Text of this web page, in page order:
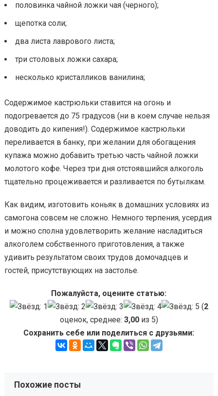
половинка чайной ложки чая (черного);
щепотка соли;
два листа лаврового листа;
три столовых ложки сахара;
несколько кристалликов ванилина;
Содержимое кастрюльки ставится на огонь и
подогревается до 75 градусов (ни в коем случае нельзя
доводить до кипения!). Содержимое кастрюльки
переливается в банку, при желании для обогащения
купажа можно добавить третью часть чайной ложки
молотого кофе. Через три дня отстоявшийся алкоголь
тщательно процеживается и разливается по бутылкам.
Как видим, изготовить коньяк в домашних условиях из
самогона совсем не сложно. Немного терпения, усердия
и можно сполна удовлетворить желание насладиться
алкоголем собственного приготовления, а также
удивить результатом своих трудов домочадцев и
гостей, присутствующих на застолье.
Пожалуйста, оцените статью:
(2
оценок, среднее: 3,00из 5)
Сохранить себе или поделиться с друзьями:
Похожие посты